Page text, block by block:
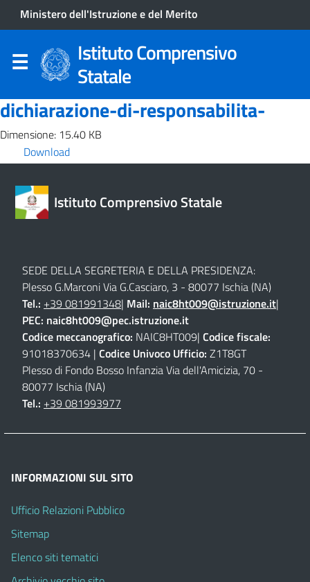
Ministero dell'Istruzione e del Merito
Istituto Comprensivo
Statale
dichiarazione-di-responsabilita-
Dimensione: 15.40 KB
Download
Istituto Comprensivo Statale
SEDE DELLA SEGRETERIA E DELLA PRESIDENZA:
Plesso G.Marconi Via G.Casciaro, 3 - 80077 Ischia (NA)
Tel.: +39 081991348| Mail: naic8ht009@istruzione.it|
PEC: naic8ht009@pec.istruzione.it
Codice meccanografico: NAIC8HT009| Codice fiscale:
91018370634 | Codice Univoco Ufficio: Z1T8GT
Plesso di Fondo Bosso Infanzia Via dell'Amicizia, 70 -
80077 Ischia (NA)
Tel.: +39 081993977
INFORMAZIONI SUL SITO
Ufficio Relazioni Pubblico
Sitemap
Elenco siti tematici